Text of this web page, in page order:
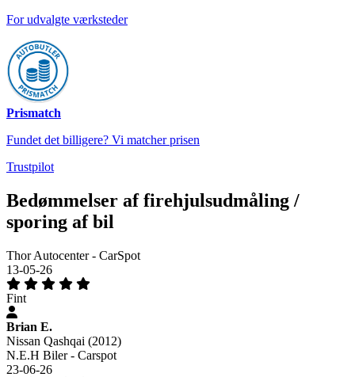
For udvalgte værksteder
Prismatch
Fundet det billigere? Vi matcher prisen
Trustpilot
Bedømmelser af firehjulsudmåling /
sporing af bil
Thor Autocenter - CarSpot
13-05-26
Fint
Brian E.
Nissan Qashqai (2012)
N.E.H Biler - Carspot
23-06-26